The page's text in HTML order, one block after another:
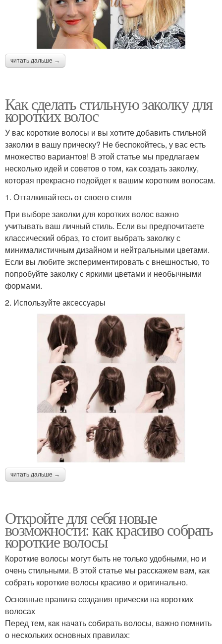
читать дальше →
Как сделать стильную заколку для
коротких волос
У вас короткие волосы и вы хотите добавить стильной
заколки в вашу прическу? Не беспокойтесь, у вас есть
множество вариантов! В этой статье мы предлагаем
несколько идей и советов о том, как создать заколку,
которая прекрасно подойдет к вашим коротким волосам.
1. Отталкивайтесь от своего стиля
При выборе заколки для коротких волос важно
учитывать ваш личный стиль. Если вы предпочитаете
классический образ, то стоит выбрать заколку с
минималистичным дизайном и нейтральными цветами.
Если вы любите экспериментировать с внешностью, то
попробуйте заколку с яркими цветами и необычными
формами.
2. Используйте аксессуары
читать дальше →
Откройте для себя новые
возможности: как красиво собрать
короткие волосы
Короткие волосы могут быть не только удобными, но и
очень стильными. В этой статье мы расскажем вам, как
собрать короткие волосы красиво и оригинально.
Основные правила создания прически на коротких
волосах
Перед тем, как начать собирать волосы, важно помнить
о нескольких основных правилах: